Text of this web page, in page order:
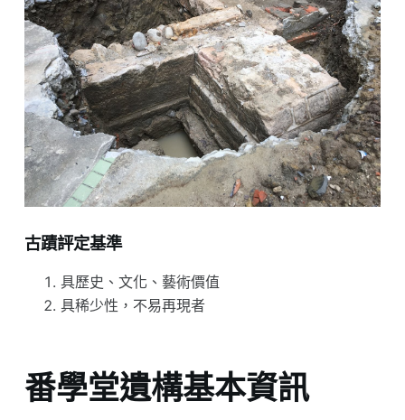
古蹟評定基準
具歷史、文化、藝術價值
具稀少性，不易再現者
番學堂遺構基本資訊